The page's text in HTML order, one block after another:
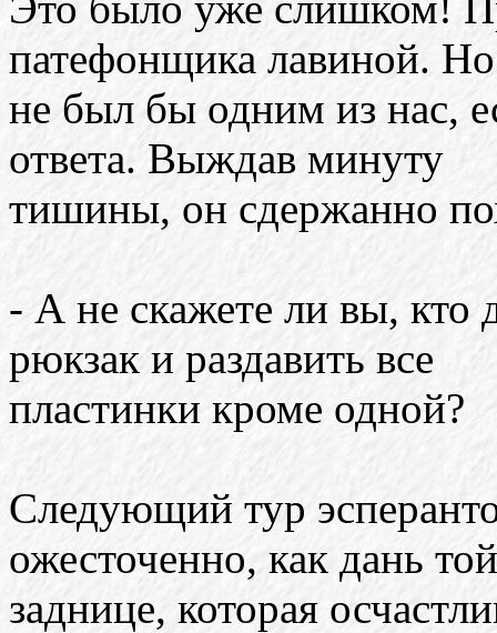
патефонщика лавиной.
не был бы одним из нас,
ответа. Выждав минуту
тишины, он сдержанно
- А не скажете ли вы, кто
рюкзак и раздавить все
пластинки кроме одной?
Следующий тур
ожесточенно, как дань той
заднице, которая